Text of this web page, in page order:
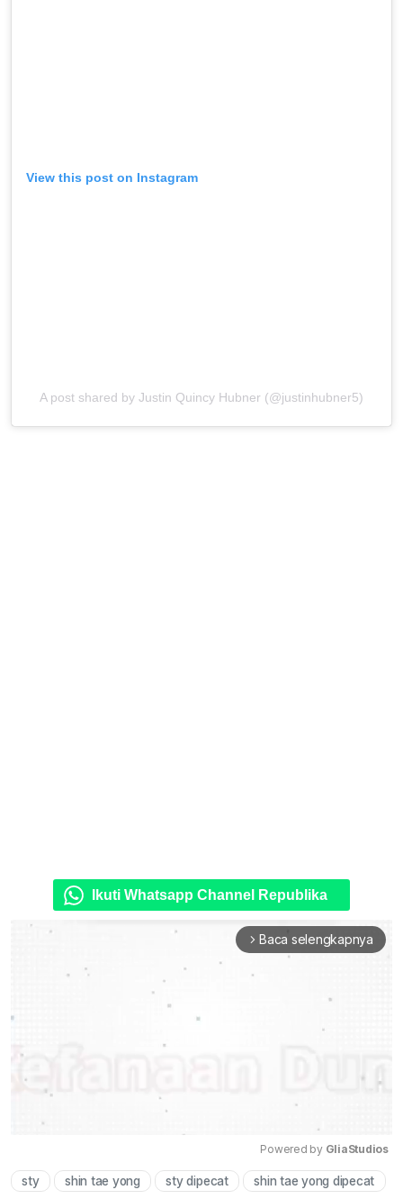
View this post on Instagram
A post shared by Justin Quincy Hubner (@justinhubner5)
Ikuti Whatsapp Channel Republika
arrow_forward_ios Baca selengkapnya
Mute
Powered by GliaStudios
sty shin tae yong sty dipecat shin tae yong dipecat